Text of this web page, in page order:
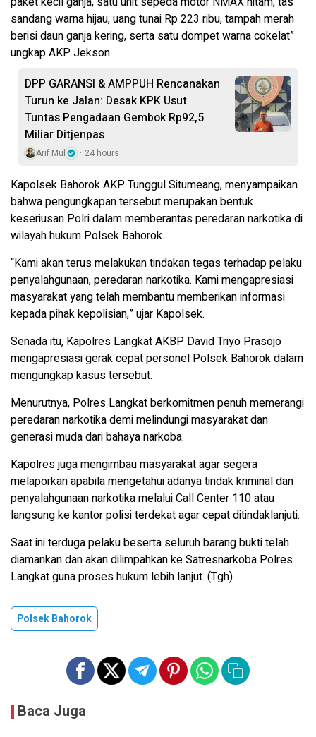
sandang warna hijau, uang tunai Rp 223 ribu, tampah merah
berisi daun ganja kering, serta satu dompet warna cokelat”
ungkap AKP Jekson.
DPP GARANSI & AMPPUH Rencanakan
Turun ke Jalan: Desak KPK Usut
Tuntas Pengadaan Gembok Rp92,5
Miliar Ditjenpas
Arif Mul 24 hours
Kapolsek Bahorok AKP Tunggul Situmeang, menyampaikan
bahwa pengungkapan tersebut merupakan bentuk
keseriusan Polri dalam memberantas peredaran narkotika di
wilayah hukum Polsek Bahorok.
“Kami akan terus melakukan tindakan tegas terhadap pelaku
penyalahgunaan, peredaran narkotika. Kami mengapresiasi
masyarakat yang telah membantu memberikan informasi
kepada pihak kepolisian,” ujar Kapolsek.
Senada itu, Kapolres Langkat AKBP David Triyo Prasojo
mengapresiasi gerak cepat personel Polsek Bahorok dalam
mengungkap kasus tersebut.
Menurutnya, Polres Langkat berkomitmen penuh memerangi
peredaran narkotika demi melindungi masyarakat dan
generasi muda dari bahaya narkoba.
Kapolres juga mengimbau masyarakat agar segera
melaporkan apabila mengetahui adanya tindak kriminal dan
penyalahgunaan narkotika melalui Call Center 110 atau
langsung ke kantor polisi terdekat agar cepat ditindaklanjuti.
Saat ini terduga pelaku beserta seluruh barang bukti telah
diamankan dan akan dilimpahkan ke Satresnarkoba Polres
Langkat guna proses hukum lebih lanjut. (Tgh)
Polsek Bahorok
Baca Juga